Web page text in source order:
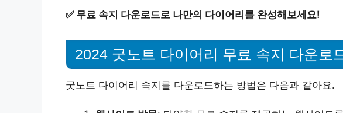
✅ 무료 속지 다운로드로 나만의 다이어리를 완성해보세요!
2024 굿노트 다이어리 무료 속지 다운로
굿노트 다이어리 속지를 다운로드하는 방법은 다음과 같아요.